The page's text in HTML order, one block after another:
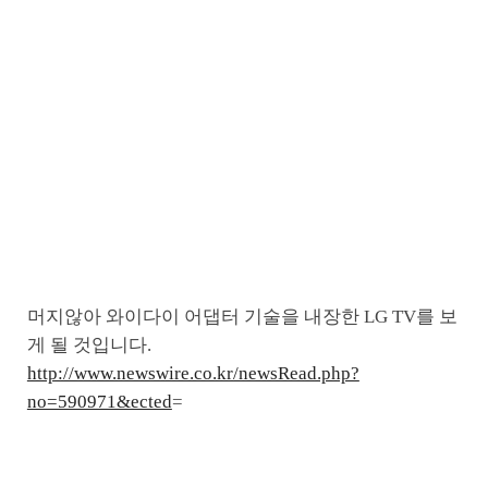
머지않아 와이다이 어댑터 기술을 내장한 LG TV를 보
게 될 것입니다.
http://www.newswire.co.kr/newsRead.php?
no=590971&ected=